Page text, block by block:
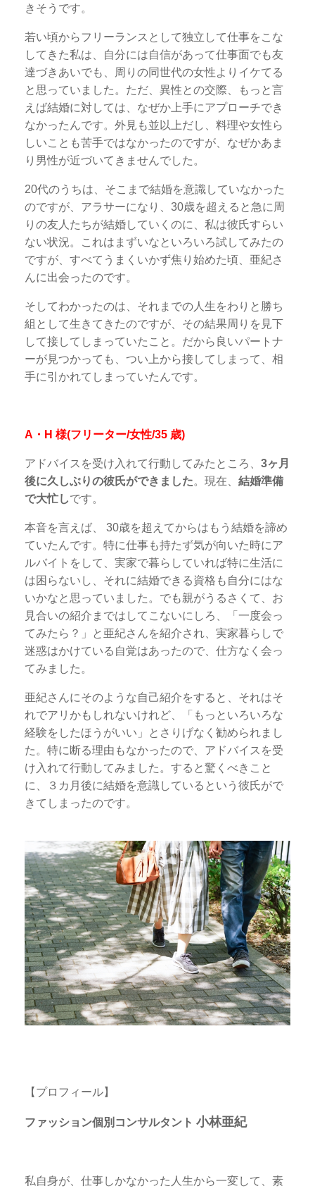
きそうです。
若い頃からフリーランスとして独立して仕事をこな
してきた私は、自分には自信があって仕事面でも友
達づきあいでも、周りの同世代の女性よりイケてる
と思っていました。ただ、異性との交際、もっと言
えば結婚に対しては、なぜか上手にアプローチでき
なかったんです。外見も並以上だし、料理や女性ら
しいことも苦手ではなかったのですが、なぜかあま
り男性が近づいてきませんでした。
20代のうちは、そこまで結婚を意識していなかった
のですが、アラサーになり、30歳を超えると急に周
りの友人たちが結婚していくのに、私は彼氏すらい
ない状況。これはまずいなといろいろ試してみたの
ですが、すべてうまくいかず焦り始めた頃、亜紀さ
んに出会ったのです。
そしてわかったのは、それまでの人生をわりと勝ち
組として生きてきたのですが、その結果周りを見下
して接してしまっていたこと。だから良いパートナ
ーが見つかっても、つい上から接してしまって、相
手に引かれてしまっていたんです。
A・H 様(フリーター/女性/35 歳)
アドバイスを受け入れて行動してみたところ、 3ヶ月
後に久しぶりの彼氏ができました。現在、 結婚準備
で大忙しです。
本音を言えば、 30歳を超えてからはもう結婚を諦め
ていたんです。特に仕事も持たず気が向いた時にア
ルバイトをして、実家で暮らしていれば特に生活に
は困らないし、それに結婚できる資格も自分にはな
いかなと思っていました。でも親がうるさくて、お
見合いの紹介まではしてこないにしろ、「一度会っ
てみたら？」と亜紀さんを紹介され、実家暮らしで
迷惑はかけている自覚はあったので、仕方なく会っ
てみました。
亜紀さんにそのような自己紹介をすると、それはそ
れでアリかもしれないけれど、「もっといろいろな
経験をしたほうがいい」とさりげなく勧められまし
た。特に断る理由もなかったので、アドバイスを受
け入れて行動してみました。すると驚くべきこと
に、３カ月後に結婚を意識しているという彼氏がで
きてしまったのです。
【プロフィール】
ファッション個別コンサルタント 小林亜紀
私自身が、仕事しかなかった人生から一変して、素